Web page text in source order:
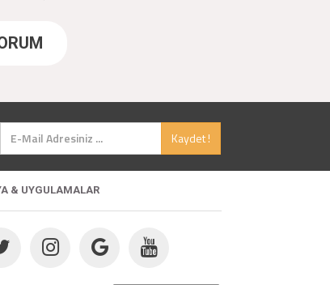
Kaydet !
& UYGULAMALAR